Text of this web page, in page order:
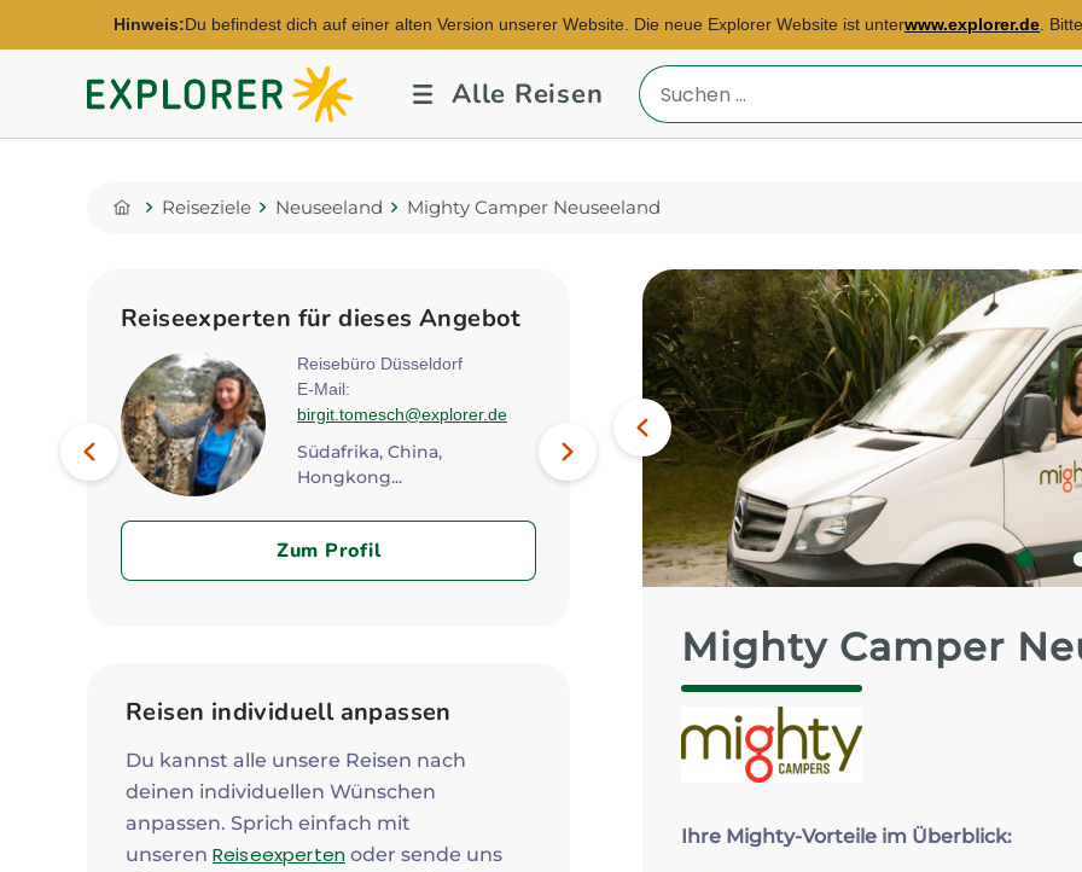
Hinweis:Du befindest dich auf einer alten Version unserer Website. Die neue Explorer Website ist unterwww.explorer.de .
Explorer
Fernreisen
Alle Reisen
Reiseland
eingeben
Home
Reiseziele Neuseeland Mighty Camper Neuseeland
Vorheriges
Bild
1
Mighty Camper
Ihre Mighty-Vorteile im Überblick:
Reiseexperten für dieses Angebot
Reisebüro Düsseldorf
E-Mail:
birgit.tomesch@explorer.de
Südafrika, China,
Hongkong...
Zum Profil
Reisebüro Düsseldorf
E-Mail:
vera.wilhelm@explorer.de
Südafrika, Swasiland,
Hongkong...
Zum Profil
Nächstes
Bild
Reisen individuell anpassen
Du kannst alle unsere Reisen nach
deinen individuellen Wünschen
anpassen. Sprich einfach mit
unseren Reiseexpertenoder sende uns